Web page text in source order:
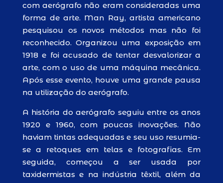
com aerógrafo não eram consideradas uma
forma de arte. Man Ray, artista americano
pesquisou os novos métodos mas não foi
reconhecido. Organizou uma exposição em
1918 e foi acusado de tentar desvalorizar a
arte, com o uso de uma máquina mecânica.
Após esse evento, houve uma grande pausa
na utilização do aerógrafo.
A história do aerógrafo seguiu entre os anos
1920 e 1960, com poucas inovações. Não
haviam tintas adequadas e seu uso resumia-
se a retoques em telas e fotografias. Em
seguida, começou a ser usada por
taxidermistas e na indústria têxtil, além da